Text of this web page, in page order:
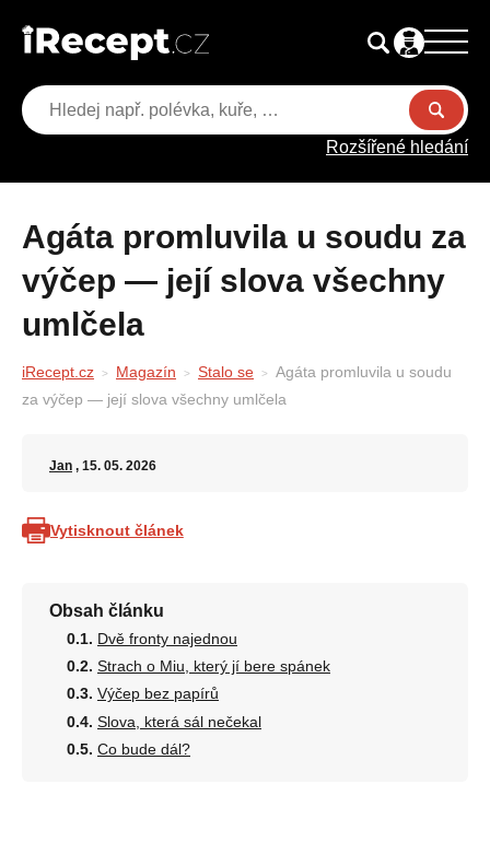
Rozšířené hledání
Agáta promluvila u soudu za
výčep — její slova všechny
umlčela
iRecept.cz Magazín Stalo se
Agáta promluvila u soudu
za výčep — její slova všechny umlčela
Jan , 15. 05. 2026
Vytisknout článek
Obsah článku
Dvě fronty najednou
Strach o Miu, který jí bere spánek
Výčep bez papírů
Slova, která sál nečekal
Co bude dál?